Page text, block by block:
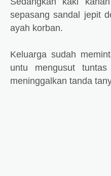
sepasang sandal jepit
ayah korban.
Keluarga sudah
untu mengusut
meninggalkan tanda